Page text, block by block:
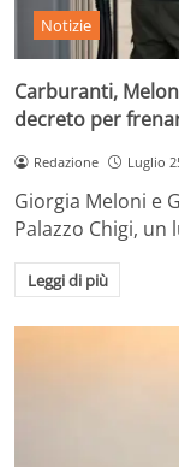
Notizie
Carburanti,
decreto per
Redazione Luglio
Giorgia Meloni e
Palazzo Chigi,
Leggi di più